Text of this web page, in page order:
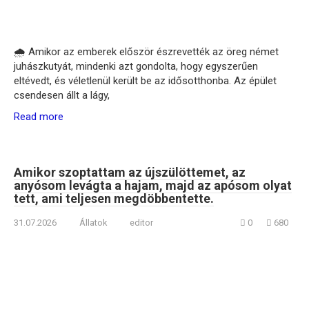
🌧️ Amikor az emberek először észrevették az öreg német
juhászkutyát, mindenki azt gondolta, hogy egyszerűen
eltévedt, és véletlenül került be az idősotthonba. Az épület
csendesen állt a lágy,
Read more
Amikor szoptattam az újszülöttemet, az
anyósom levágta a hajam, majd az apósom olyat
tett, ami teljesen megdöbbentette.
31.07.2026 Állatok editor 0 680